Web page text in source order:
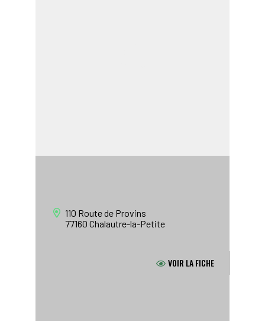
110 Route de Provins
77160 Chalautre-la-Petite
VOIR LA FICHE